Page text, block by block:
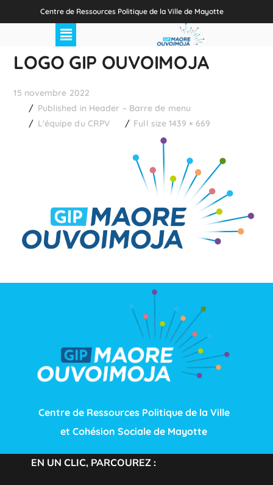
Centre de Ressources Politique de la Ville de Mayotte
LOGO GIP OUVOIMOJA
15 novembre 2022
Published in Header – Barre de menu
L'équipe du CRPV
Full size 1439 × 669
Centre de Ressources Politique de la Ville
et Cohésion Sociale de Mayotte
EN UN CLIC, PARCOUREZ :